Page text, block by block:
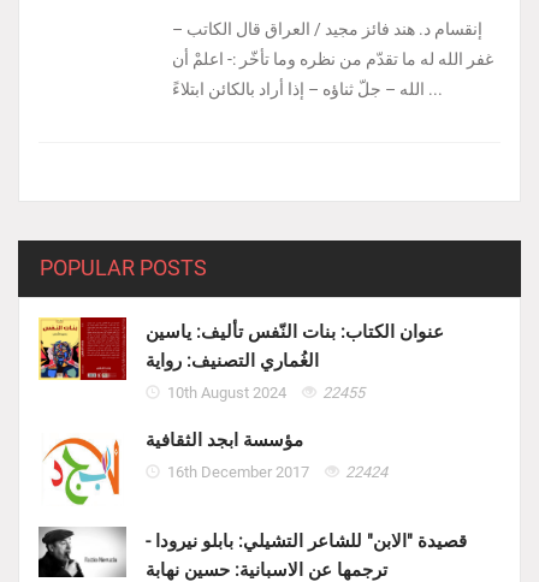
إنقسام د. هند فائز مجيد / العراق ‏قال الكاتب –
غفر الله له ما تقدّم من نظره وما تأخّر :- ‏اعلمْ أن
الله – جلّ ثناؤه – إذا أراد بالكائن ابتلاءً ...
POPULAR POSTS
عنوان الكتاب: بنات النّفس تأليف: ياسين
الغُماري التصنيف: رواية
10th August 2024 22455
مؤسسة ابجد الثقافية
16th December 2017 22424
قصيدة "الابن" للشاعر التشيلي: بابلو نيرودا -
ترجمها عن الاسبانية: حسين نهابة